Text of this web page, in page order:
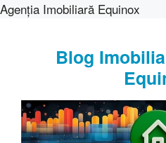
Agenția Imobiliară Equinox
Blog